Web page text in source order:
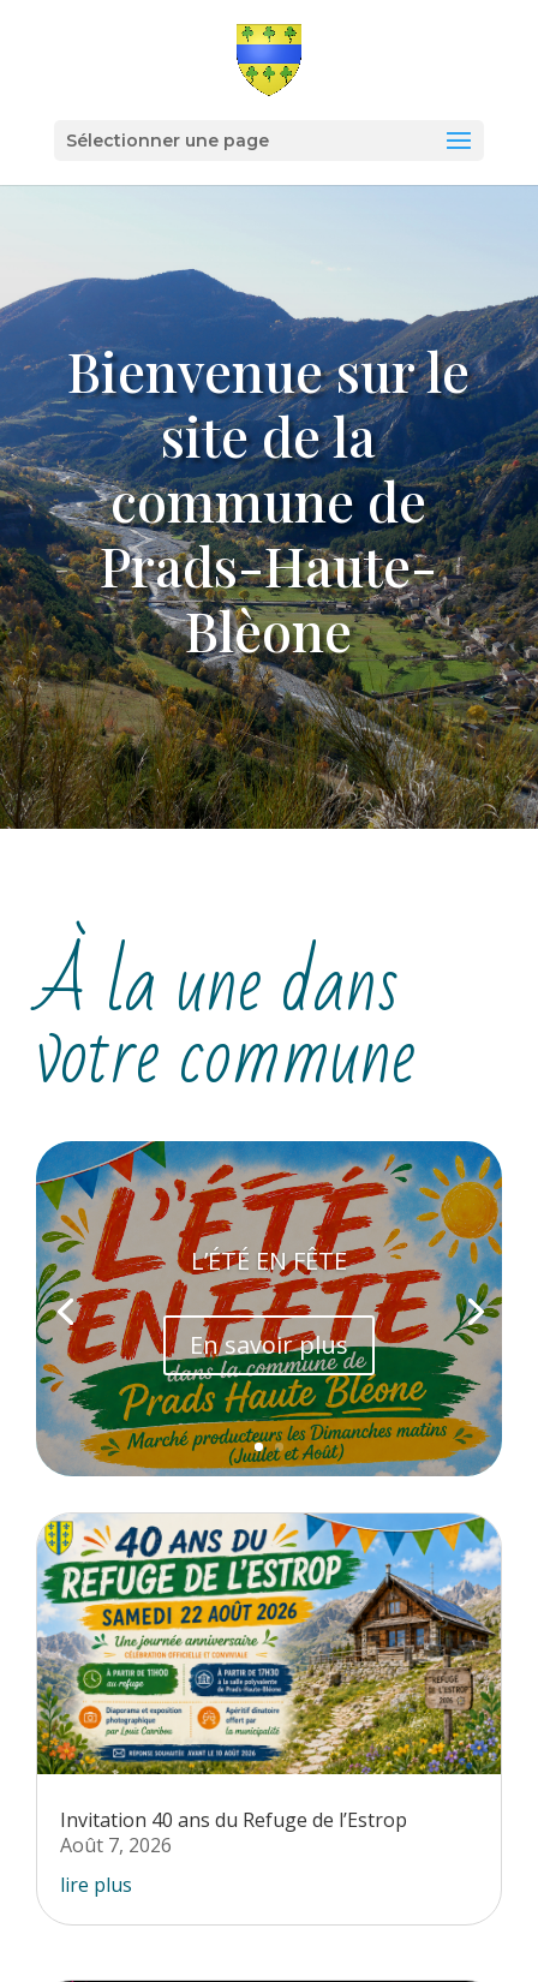
Sélectionner une page
Bienvenue sur le
site de la
commune de
Prads-Haute-
Blèone
À la une dans
votre commune
L’ÉTÉ EN FÊTE
En savoir plus
Invitation 40 ans du Refuge de l’Estrop
Août 7, 2026
lire plus